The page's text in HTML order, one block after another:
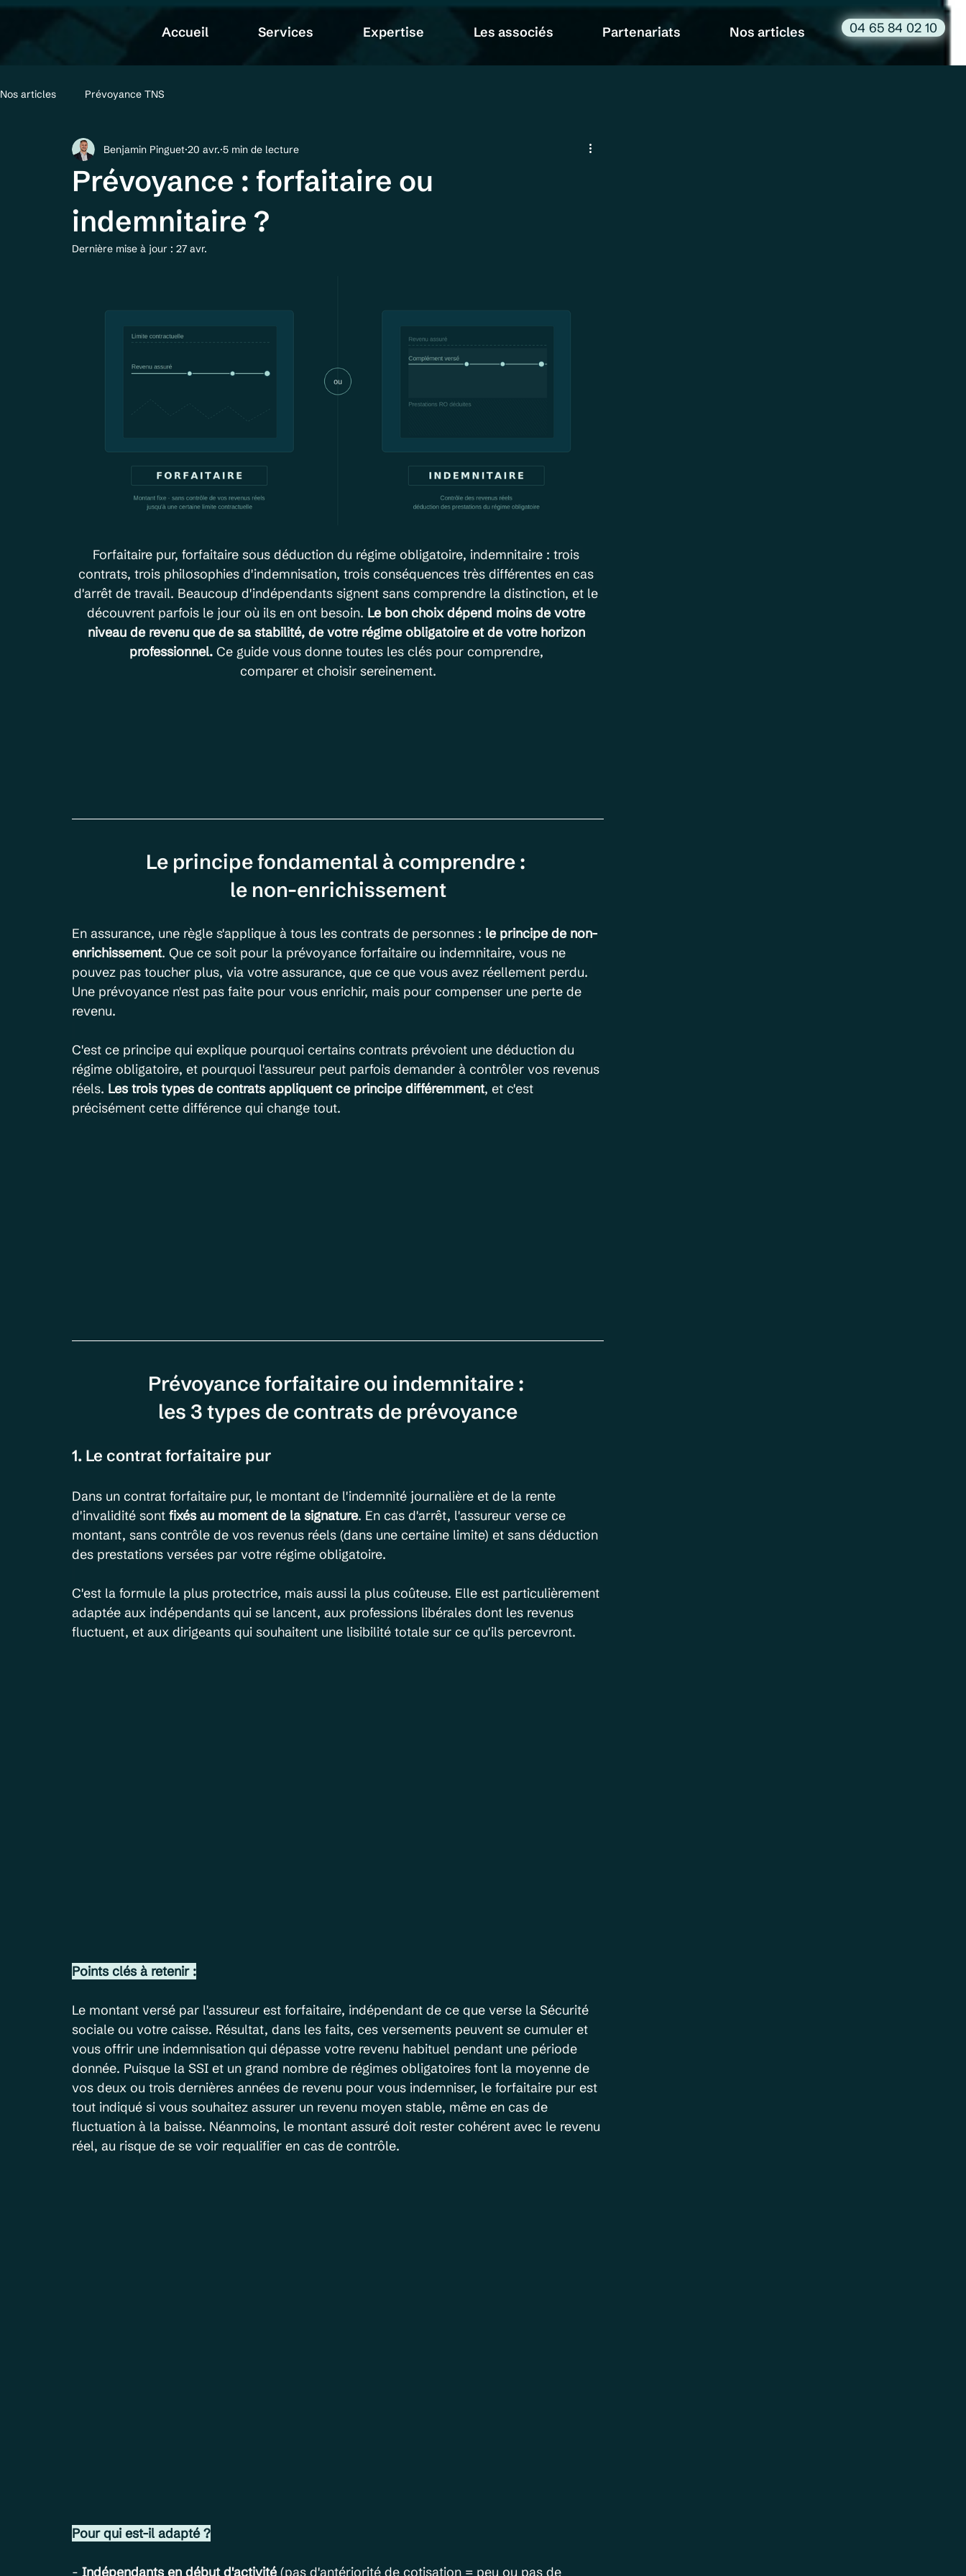
04 65 84 02 10
Accueil Services Expertise Les associés Partenariats Nos articles
Nos articles Prévoyance TNS
Prévoyance : forfaitaire ou
indemnitaire ?
Benjamin Pinguet 20 avr. 5 min de lecture
Dernière mise à jour : 27 avr.
Forfaitaire pur, forfaitaire sous déduction du régime obligatoire, indemnitaire : trois
contrats, trois philosophies d'indemnisation, trois conséquences très différentes en cas
d'arrêt de travail. Beaucoup d'indépendants signent sans comprendre la distinction, et le
découvrent parfois le jour où ils en ont besoin. Le bon choix dépend moins de votre
niveau de revenu que de sa stabilité, de votre régime obligatoire et de votre horizon
professionnel. Ce guide vous donne toutes les clés pour comprendre,
comparer et choisir sereinement.
Le principe fondamental à comprendre :
le non-enrichissement
En assurance, une règle s'applique à tous les contrats de personnes : le principe de non-
enrichissement. Que ce soit pour la prévoyance forfaitaire ou indemnitaire, vous ne
pouvez pas toucher plus, via votre assurance, que ce que vous avez réellement perdu.
Une prévoyance n'est pas faite pour vous enrichir, mais pour compenser une perte de
revenu.
C'est ce principe qui explique pourquoi certains contrats prévoient une déduction du
régime obligatoire, et pourquoi l'assureur peut parfois demander à contrôler vos revenus
réels. Les trois types de contrats appliquent ce principe différemment, et c'est
précisément cette différence qui change tout.
Prévoyance forfaitaire ou indemnitaire :
les 3 types de contrats de prévoyance
1. Le contrat forfaitaire pur
Dans un contrat forfaitaire pur, le montant de l'indemnité journalière et de la rente
d'invalidité sont fixés au moment de la signature. En cas d'arrêt, l'assureur verse ce
montant, sans contrôle de vos revenus réels (dans une certaine limite) et sans déduction
des prestations versées par votre régime obligatoire.
C'est la formule la plus protectrice, mais aussi la plus coûteuse. Elle est particulièrement
adaptée aux indépendants qui se lancent, aux professions libérales dont les revenus
fluctuent, et aux dirigeants qui souhaitent une lisibilité totale sur ce qu'ils percevront.
Points clés à retenir :
Le montant versé par l'assureur est forfaitaire, indépendant de ce que verse la Sécurité
sociale ou votre caisse. Résultat, dans les faits, ces versements peuvent se cumuler et
vous offrir une indemnisation qui dépasse votre revenu habituel pendant une période
donnée. Puisque la SSI et un grand nombre de régimes obligatoires font la moyenne de
vos deux ou trois dernières années de revenu pour vous indemniser, le forfaitaire pur est
tout indiqué si vous souhaitez assurer un revenu moyen stable, même en cas de
fluctuation à la baisse. Néanmoins, le montant assuré doit rester cohérent avec le revenu
réel, au risque de se voir requalifier en cas de contrôle.
Pour qui est-il adapté ?
- Indépendants en début d'activité (pas d'antériorité de cotisation = peu ou pas de